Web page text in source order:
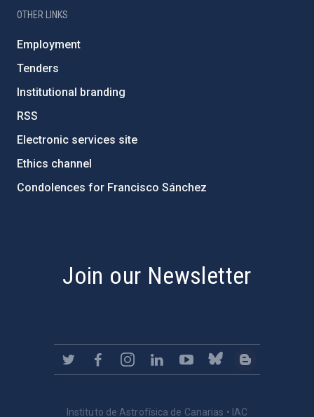
OTHER LINKS
Employment
Tenders
Institutional branding
RSS
Electronic services site
Ethics channel
Condolences for Francisco Sánchez
Join our Newsletter
Instituto de Astrofísica de Canarias • IAC